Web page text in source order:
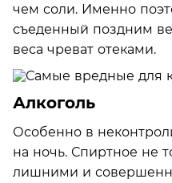
чем соли. Именно
съеденный поздним
веса чреват отеками.
Алкоголь
Особенно в
на ночь. Спиртное не
лишними и